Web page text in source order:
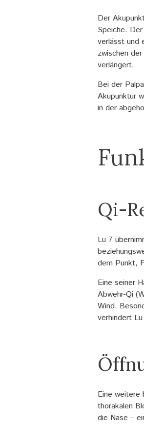
Der
Speiche.
verlässt und
zwischen
verlängert.
Bei der
Akupunktur
in der
Qi-
Lu 7
dem Punkt,
Eine seiner
Abwehr-Qi
Wind.
verhindert
Eine weitere
thorakalen
die Nase –